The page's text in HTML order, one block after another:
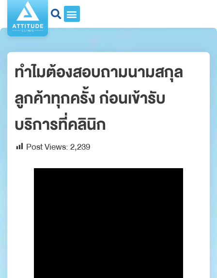
ทำไมต้องสอบถามนามสกุล
ลูกค้าทุกครั้ง ก่อนเข้ารับ
บริการที่คลินิก
Post Views:2,239